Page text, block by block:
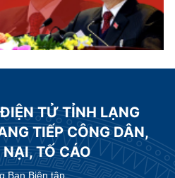
TỬ TỈNH LẠNG
TIẾP CÔNG DÂN,
TỐ CÁO
Ban Biên tập